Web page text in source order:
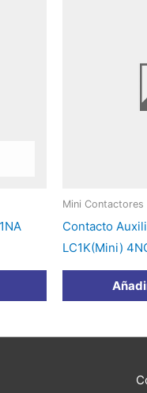
Mini Contactores
Contacto
LC1K(Mini)